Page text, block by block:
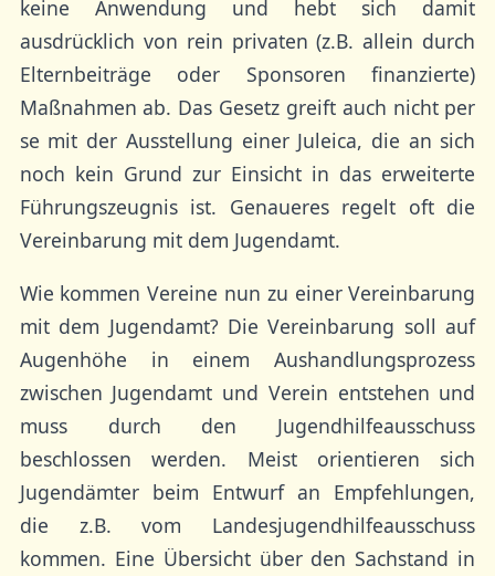
keine Anwendung und hebt sich damit
ausdrücklich von rein privaten (z.B. allein durch
Elternbeiträge oder Sponsoren finanzierte)
Maßnahmen ab. Das Gesetz greift auch nicht per
se mit der Ausstellung einer Juleica, die an sich
noch kein Grund zur Einsicht in das erweiterte
Führungszeugnis ist. Genaueres regelt oft die
Vereinbarung mit dem Jugendamt.
Wie kommen Vereine nun zu einer Vereinbarung
mit dem Jugendamt? Die Vereinbarung soll auf
Augenhöhe in einem Aushandlungsprozess
zwischen Jugendamt und Verein entstehen und
muss durch den Jugendhilfeausschuss
beschlossen werden. Meist orientieren sich
Jugendämter beim Entwurf an Empfehlungen,
die z.B. vom Landesjugendhilfeausschuss
kommen. Eine Übersicht über den Sachstand in